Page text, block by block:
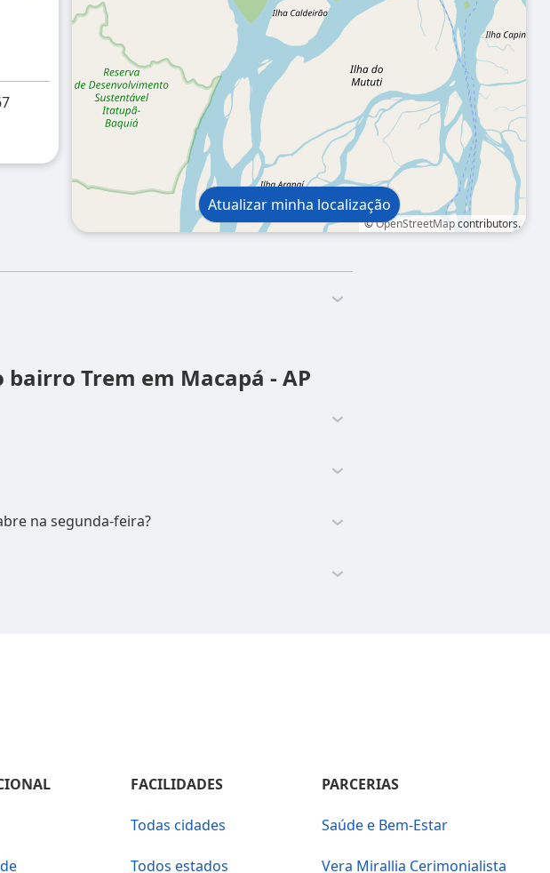
©OpenStreetMapcontributors.
Atualizar minha localização
Trem em Macapá - AP
na segunda-feira?
FACILIDADES
Todas cidades
Todos estados
PARCERIAS
Saúde e Bem-Estar
Vera Mirallia Cerimonialista